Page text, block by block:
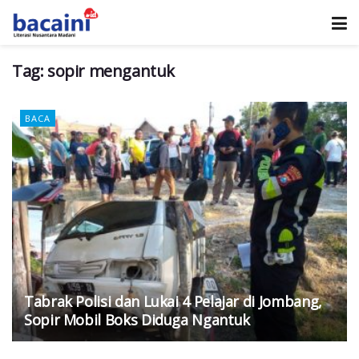
Tag: sopir mengantuk
BACA
Tabrak Polisi dan Lukai 4 Pelajar di Jombang,
Sopir Mobil Boks Diduga Ngantuk